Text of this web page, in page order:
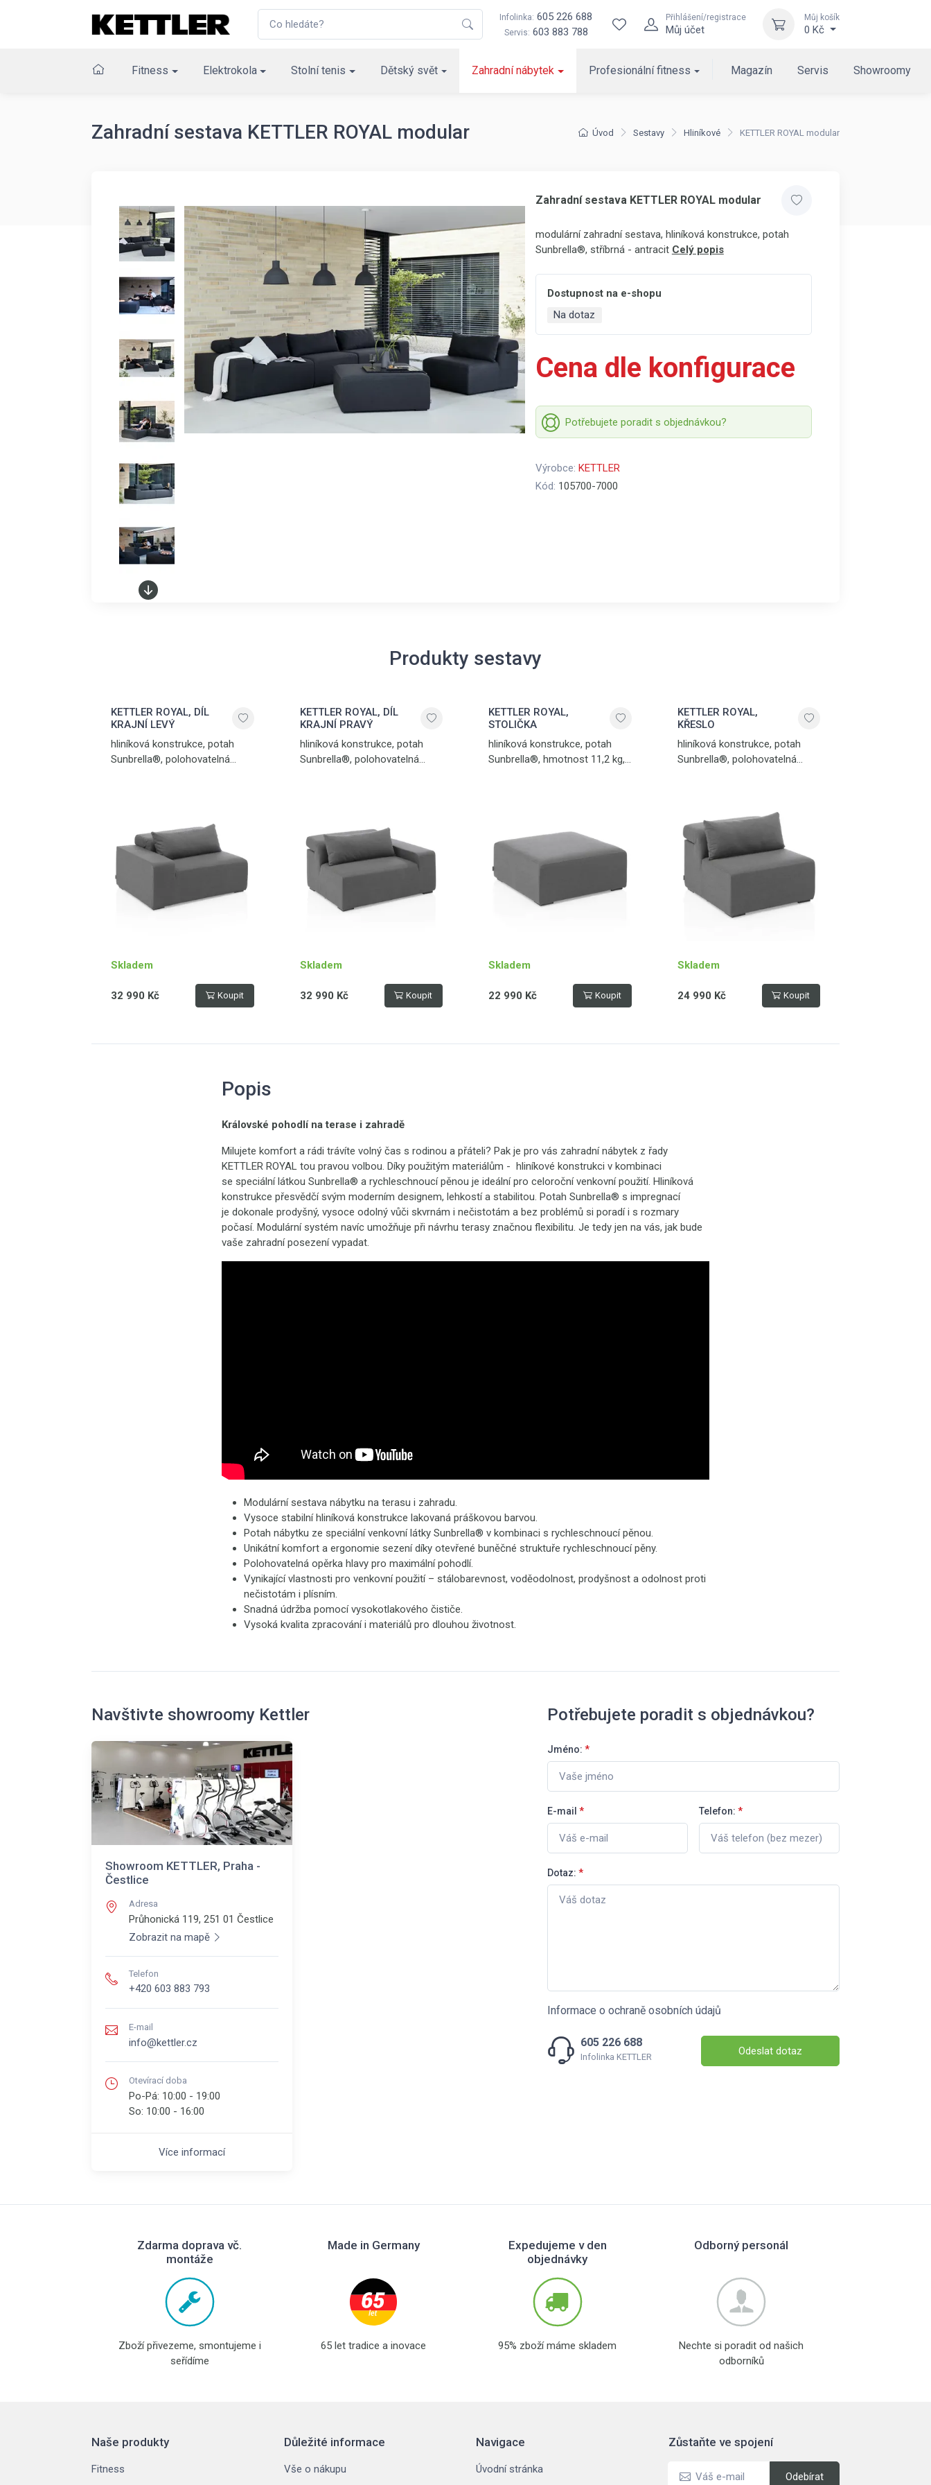
Infolinka: 605 226 688
Servis: 603 883 788
Přihlášení/registrace
Můj účet
Můj košík
0 Kč
Fitness Elektrokola Stolní tenis Dětský svět Zahradní nábytek Profesionální fitness Magazín Servis Showroomy
Úvod Sestavy Hliníkové KETTLER ROYAL modular
Zahradní sestava KETTLER ROYAL modular
Zahradní sestava KETTLER ROYAL modular
modulární zahradní sestava, hliníková konstrukce, potah
Sunbrella®, stříbrná - antracit Celý popis
Dostupnost na e-shopu
Na dotaz
Cena dle konfigurace
Potřebujete poradit s objednávkou?
Výrobce: KETTLER
Kód: 105700-7000
Produkty sestavy
KETTLER ROYAL, DÍL
KRAJNÍ LEVÝ
hliníková konstrukce, potah
Sunbrella®, polohovatelná
Skladem
32 990 Kč Koupit
KETTLER ROYAL, DÍL
KRAJNÍ PRAVÝ
hliníková konstrukce, potah
Sunbrella®, polohovatelná
Skladem
32 990 Kč Koupit
KETTLER ROYAL,
STOLIČKA
hliníková konstrukce, potah
Sunbrella®, hmotnost 11,2 kg,
Skladem
22 990 Kč Koupit
KETTLER ROYAL,
KŘESLO
hliníková konstrukce, potah
Sunbrella®, polohovatelná
Skladem
24 990 Kč Koupit
Popis
Královské pohodlí na terase i zahradě
Milujete komfort a rádi trávíte volný čas s rodinou a přáteli? Pak je pro vás zahradní nábytek z řady
KETTLER ROYAL tou pravou volbou. Díky použitým materiálům - hliníkové konstrukci v kombinaci
se speciální látkou Sunbrella® a rychleschnoucí pěnou je ideální pro celoroční venkovní použití. Hliníková
konstrukce přesvědčí svým moderním designem, lehkostí a stabilitou. Potah Sunbrella® s impregnací
je dokonale prodyšný, vysoce odolný vůči skvrnám i nečistotám a bez problémů si poradí i s rozmary
počasí. Modulární systém navíc umožňuje při návrhu terasy značnou flexibilitu. Je tedy jen na vás, jak bude
vaše zahradní posezení vypadat.
Modulární sestava nábytku na terasu i zahradu.
Vysoce stabilní hliníková konstrukce lakovaná práškovou barvou.
Potah nábytku ze speciální venkovní látky Sunbrella® v kombinaci s rychleschnoucí pěnou.
Unikátní komfort a ergonomie sezení díky otevřené buněčné struktuře rychleschnoucí pěny.
Polohovatelná opěrka hlavy pro maximální pohodlí.
Vynikající vlastnosti pro venkovní použití – stálobarevnost, voděodolnost, prodyšnost a odolnost proti
nečistotám i plísním.
Snadná údržba pomocí vysokotlakového čističe.
Vysoká kvalita zpracování i materiálů pro dlouhou životnost.
Navštivte showroomy Kettler
Showroom KETTLER, Praha -
Čestlice
Adresa
Průhonická 119, 251 01 Čestlice
Zobrazit na mapě
Telefon
+420 603 883 793
E-mail
info@kettler.cz
Otevírací doba
Po-Pá: 10:00 - 19:00
So: 10:00 - 16:00
Více informací
Potřebujete poradit s objednávkou?
Jméno: *
E-mail * Telefon: *
Dotaz: *
Informace o ochraně osobních údajů
605 226 688
Infolinka KETTLER Odeslat dotaz
Zdarma doprava vč.
montáže
Zboží přivezeme, smontujeme i
seřídíme
Made in Germany
65 let tradice a inovace
Expedujeme v den
objednávky
95% zboží máme skladem
Odborný personál
Nechte si poradit od našich
odborníků
Naše produkty
Fitness
Důležité informace
Vše o nákupu
Navigace
Úvodní stránka
Zůstaňte ve spojení